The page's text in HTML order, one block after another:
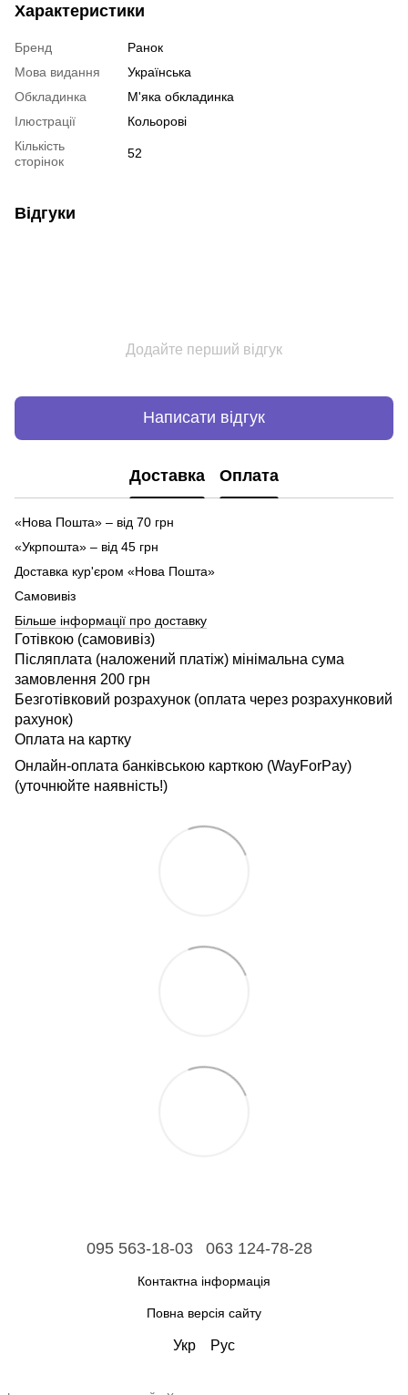
Характеристики
Бренд
Ранок
Мова видання
Українська
Обкладинка
М'яка обкладинка
Ілюстрації
Кольорові
Кількість
сторінок
52
Відгуки
Додайте перший відгук
Написати відгук
Доставка Оплата
«Нова Пошта» – від 70 грн
«Укрпошта» – від 45 грн
Доставка кур'єром «Нова Пошта»
Самовивіз
Більше інформації про доставку
Готівкою (самовивіз)
Післяплата (наложений платіж) мінімальна сума
замовлення 200 грн
Безготівковий розрахунок (оплата через розрахунковий
рахунок)
Оплата на картку
Онлайн-оплата банківською карткою (WayForPay)
(уточнюйте наявність!)
095 563-18-03 063 124-78-28
Контактна інформація
Повна версія сайту
Укр Рус